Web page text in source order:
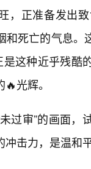
，正准备发出
和死亡的气息
是这种近乎残
光辉。
过审”的画面
冲击力，是温和